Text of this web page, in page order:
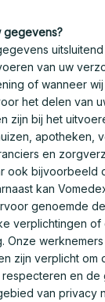
gegevens?
van uw
of wanneer wij
het delen van
zijn bij het
apotheken,
en
ook bijvoorbeeld
kan
genoemde
verplichtingen
Onze
zijn verplicht om
en de
van privacy